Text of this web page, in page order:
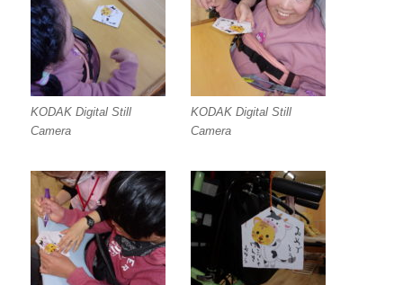
KODAK Digital Still
Camera
KODAK Digital Still
Camera